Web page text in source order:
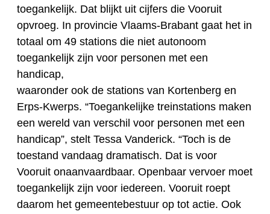
toegankelijk. Dat blijkt uit cijfers die Vooruit
opvroeg. In provincie Vlaams-Brabant gaat het in
totaal om 49 stations die niet autonoom
toegankelijk zijn voor personen met een
handicap,
waaronder ook de stations van Kortenberg en
Erps-Kwerps. “Toegankelijke treinstations maken
een wereld van verschil voor personen met een
handicap”, stelt Tessa Vanderick. “Toch is de
toestand vandaag dramatisch. Dat is voor
Vooruit onaanvaardbaar. Openbaar vervoer moet
toegankelijk zijn voor iedereen. Vooruit roept
daarom het gemeentebestuur op tot actie. Ook